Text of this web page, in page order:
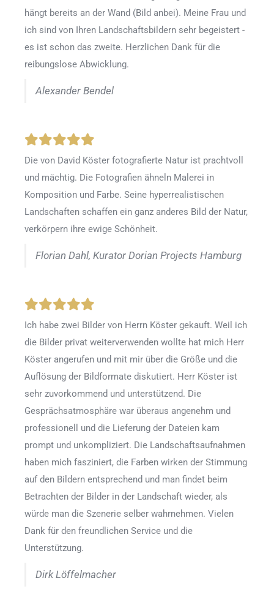
hängt bereits an der Wand (Bild anbei). Meine Frau und
ich sind von Ihren Landschaftsbildern sehr begeistert -
es ist schon das zweite. Herzlichen Dank für die
reibungslose Abwicklung.
Alexander Bendel
Die von David Köster fotografierte Natur ist prachtvoll
und mächtig. Die Fotografien ähneln Malerei in
Komposition und Farbe. Seine hyperrealistischen
Landschaften schaffen ein ganz anderes Bild der Natur,
verkörpern ihre ewige Schönheit.
Florian Dahl, Kurator Dorian Projects Hamburg
Ich habe zwei Bilder von Herrn Köster gekauft. Weil ich
die Bilder privat weiterverwenden wollte hat mich Herr
Köster angerufen und mit mir über die Größe und die
Auflösung der Bildformate diskutiert. Herr Köster ist
sehr zuvorkommend und unterstützend. Die
Gesprächsatmosphäre war überaus angenehm und
professionell und die Lieferung der Dateien kam
prompt und unkompliziert. Die Landschaftsaufnahmen
haben mich fasziniert, die Farben wirken der Stimmung
auf den Bildern entsprechend und man findet beim
Betrachten der Bilder in der Landschaft wieder, als
würde man die Szenerie selber wahrnehmen. Vielen
Dank für den freundlichen Service und die
Unterstützung.
Dirk Löffelmacher